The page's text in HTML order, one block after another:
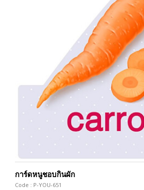
การ์ดหนูชอบกินผัก
Code : P-YOU-651